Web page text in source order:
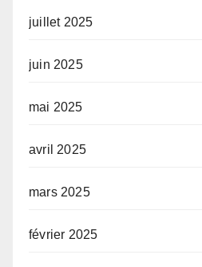
juillet 2025
juin 2025
mai 2025
avril 2025
mars 2025
février 2025